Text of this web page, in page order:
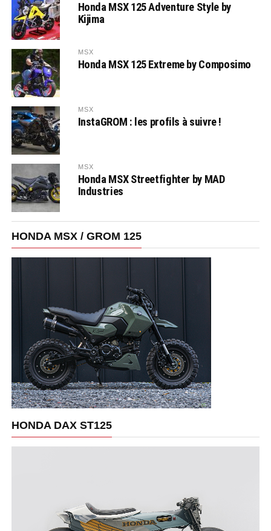
Honda MSX 125 Adventure Style by
Kijima
MSX
Honda MSX 125 Extreme by Composimo
MSX
InstaGROM : les profils à suivre !
MSX
Honda MSX Streetfighter by MAD
Industries
HONDA MSX / GROM 125
HONDA DAX ST125